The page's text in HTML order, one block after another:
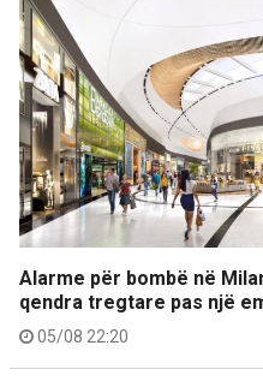
Alarme për bombë në
qendra tregtare pas një
05/08 22:20